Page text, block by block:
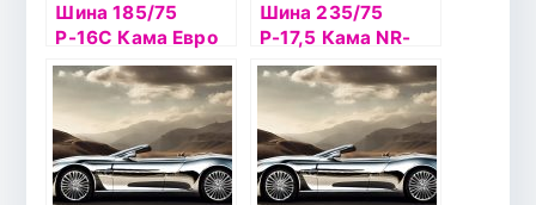
Шина 185/75
Р-16С Кама Евро
НК-520 б/к шип
Шина 235/75
Р-17,5 Кама NR-
202 б/к